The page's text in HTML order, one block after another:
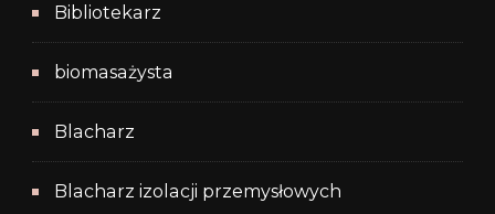
Bibliotekarz
biomasażysta
Blacharz
Blacharz izolacji przemysłowych